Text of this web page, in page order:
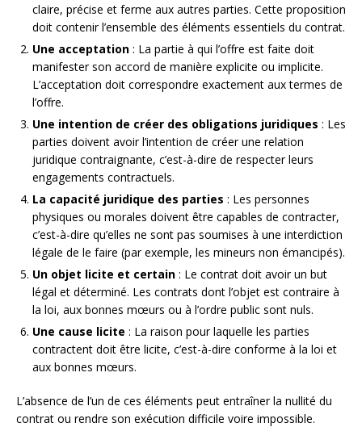
claire, précise et ferme aux autres parties. Cette proposition
doit contenir l’ensemble des éléments essentiels du contrat.
Une acceptation : La partie à qui l’offre est faite doit
manifester son accord de manière explicite ou implicite.
L’acceptation doit correspondre exactement aux termes de
l’offre.
Une intention de créer des obligations juridiques : Les
parties doivent avoir l’intention de créer une relation
juridique contraignante, c’est-à-dire de respecter leurs
engagements contractuels.
La capacité juridique des parties : Les personnes
physiques ou morales doivent être capables de contracter,
c’est-à-dire qu’elles ne sont pas soumises à une interdiction
légale de le faire (par exemple, les mineurs non émancipés).
Un objet licite et certain : Le contrat doit avoir un but
légal et déterminé. Les contrats dont l’objet est contraire à
la loi, aux bonnes mœurs ou à l’ordre public sont nuls.
Une cause licite : La raison pour laquelle les parties
contractent doit être licite, c’est-à-dire conforme à la loi et
aux bonnes mœurs.
L’absence de l’un de ces éléments peut entraîner la nullité du
contrat ou rendre son exécution difficile voire impossible.